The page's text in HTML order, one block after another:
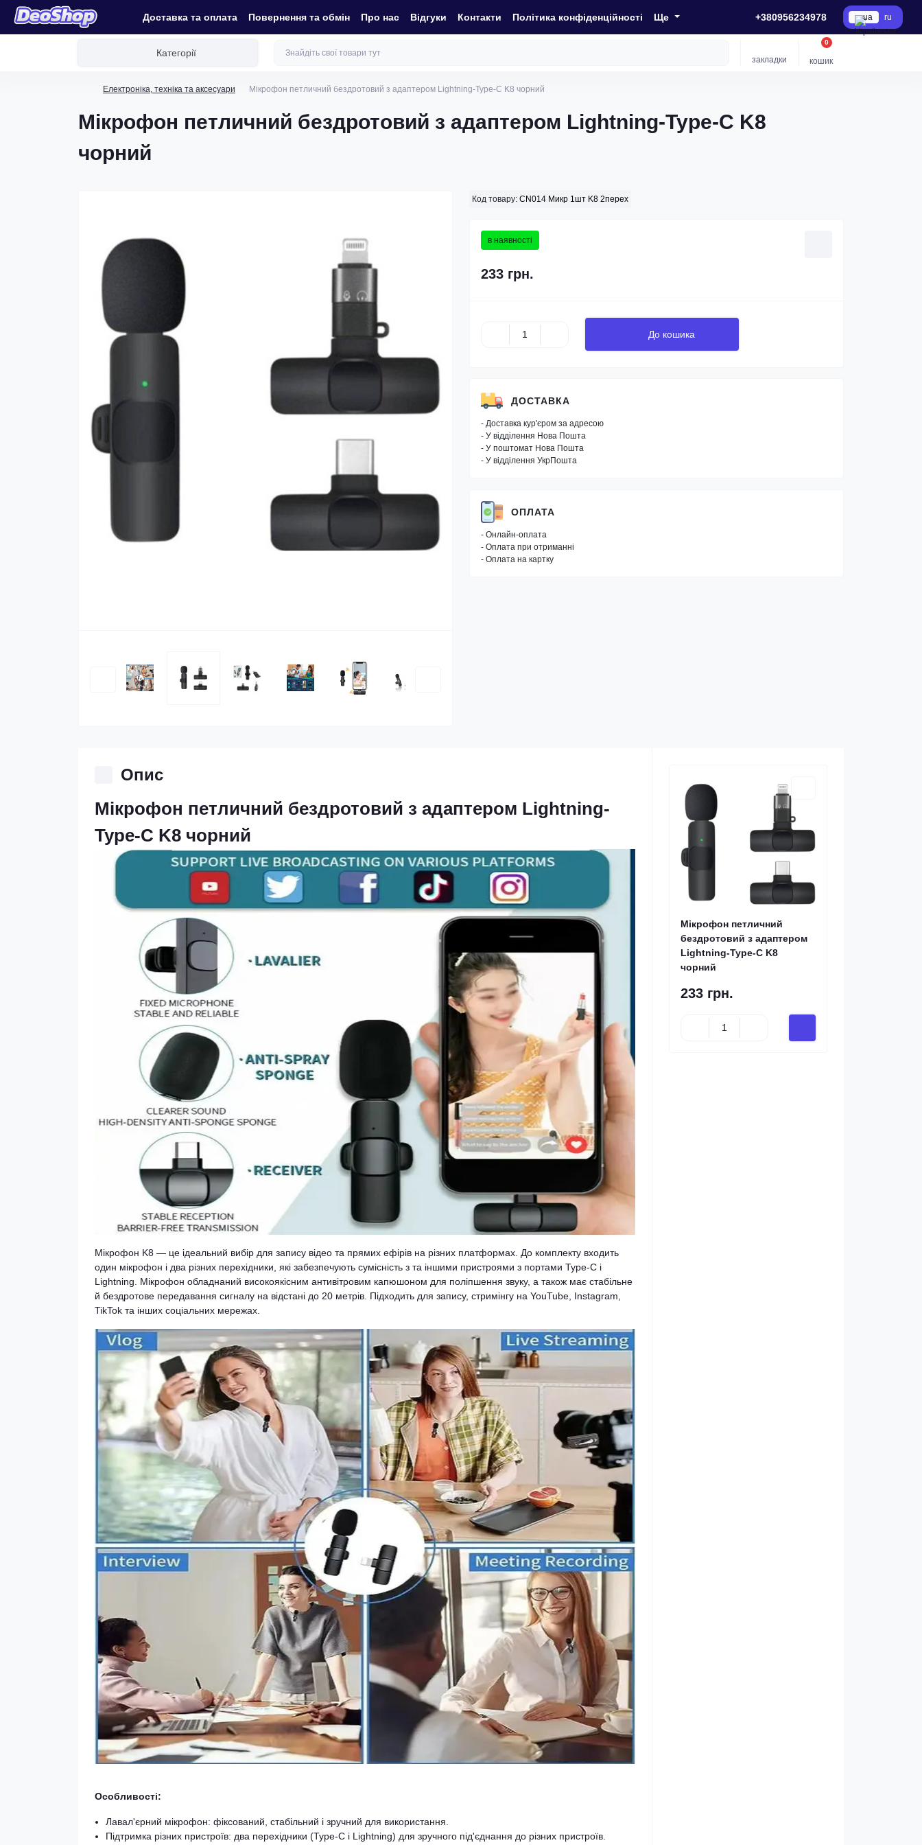
Доставка та оплата Повернення та обмін Про нас Відгуки Контакти Політика конфіденційності Ще +380956234978 ua ru
Категорії
закладки кошик
0
Електроніка, техніка та аксесуари Мікрофон петличний бездротовий з адаптером Lightning-Type-C K8 чорний
Мікрофон петличний бездротовий з адаптером Lightning-Type-C K8
чорний
Код товару: CN014 Микр 1шт K8 2перех
в наявності
233 грн.
До кошика
ДОСТАВКА
- Доставка кур'єром за адресою
- У відділення Нова Пошта
- У поштомат Нова Пошта
- У відділення УкрПошта
ОПЛАТА
- Онлайн-оплата
- Оплата при отриманні
- Оплата на картку
Опис
Мікрофон петличний бездротовий з адаптером Lightning-
Type-C K8 чорний
Мікрофон K8 — це ідеальний вибір для запису відео та прямих ефірів на різних платформах. До комплекту входить
один мікрофон і два різних перехідники, які забезпечують сумісність з та іншими пристроями з портами Type-C і
Lightning. Мікрофон обладнаний високоякісним антивітровим капюшоном для поліпшення звуку, а також має стабільне
й бездротове передавання сигналу на відстані до 20 метрів. Підходить для запису, стримінгу на YouTube, Instagram,
TikTok та інших соціальних мережах.
Особливості:
Лавал'єрний мікрофон: фіксований, стабільний і зручний для використання.
Підтримка різних пристроїв: два перехідники (Type-C і Lightning) для зручного під'єднання до різних пристроїв.
Мікрофон петличний
бездротовий з адаптером
Lightning-Type-C K8
чорний
233 грн.